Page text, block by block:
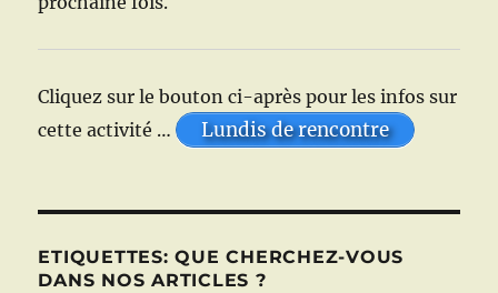
Cliquez sur le bouton ci-après pour les infos sur
cette activité …
Lundis de rencontre
ETIQUETTES: QUE CHERCHEZ-VOUS
DANS NOS ARTICLES ?